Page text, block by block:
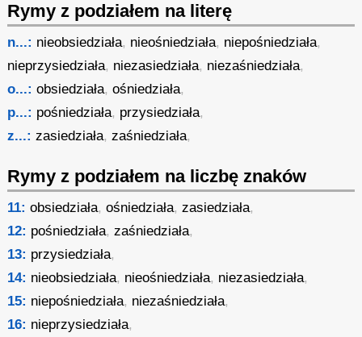
Rymy z podziałem na literę
n...: nieobsiedziała, nieośniedziała, niepośniedziała,
nieprzysiedziała, niezasiedziała, niezaśniedziała,
o...: obsiedziała,ośniedziała,
p...: pośniedziała, przysiedziała,
z...: zasiedziała,zaśniedziała,
Rymy z podziałem na liczbę znaków
11: obsiedziała,ośniedziała,zasiedziała,
12: pośniedziała,zaśniedziała,
13: przysiedziała,
14: nieobsiedziała, nieośniedziała, niezasiedziała,
15: niepośniedziała, niezaśniedziała,
16: nieprzysiedziała,